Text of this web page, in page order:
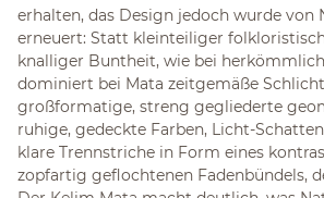
erhalten, das Design jedoch wurde von
erneuert: Statt kleinteiliger
knalliger Buntheit, wie bei
dominiert bei Mata zeitgemäße
großformatige, streng gegliederte
ruhige, gedeckte Farben, Licht-
klare Trennstriche in Form eines
zopfartig geflochtenen Fadenbündels,